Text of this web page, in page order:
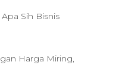
Sih Bisnis
Harga Miring,